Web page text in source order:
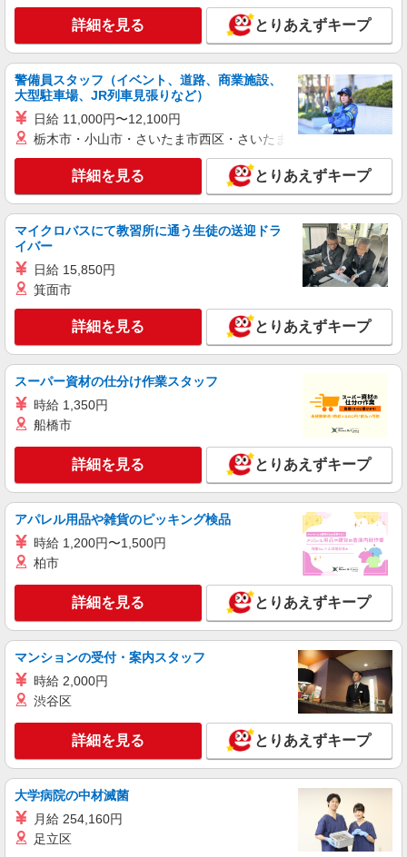
看護助手（ナースエイド）
時給1,100円 ★週払いOK（規定あり） ※給与
福島県いわき市 【最寄駅】JR常磐線「久ノ
浜」駅
キープ 詳細を見る
パート 派遣社員
日研トータルソーシング株式会社 メディカルケア事業部/郡山オフィ
ス【看護助手】
看護助手（ナースエイド）
時給1,100円 ★週払いOK（規定あり） ※給与
倉」駅
キープ 詳細を見る
株式会社kotrio /●SD-H-1993109
≪日払いOK！≫病院の看護助手＊即日勤務も
可能♪
時給1350円〜2062円 ＜日払い有/週払い有/交
通費全支給(ガソリン代含む)＞
いわき市 ≪最寄駅≫いわき駅
キープ 詳細を見る
パート 派遣社員
日研トータルソーシング株式会社 メディカルケア事業部/郡山オフィ
ス【看護助手】
看護助手（ナースエイド）
時給1,100円 ★週払いOK（規定あり） ※給与
福島県いわき市 【最寄駅】JR常磐線「勿来」
キープ 詳細を見る
アルバイト
日研トータルソーシング株式会社 メディカルケア事業部/郡山オフィ
ス【看護助手】
詳細を見る とりあえずキープ
警備員スタッフ（イベント、道路、商業施設、
大型駐車場、JR列車見張りなど）
日給 11,000円〜12,100円
栃木市・小山市・さいたま市西区・さいたま市岩槻区・久喜市・
詳細を見る とりあえずキープ
マイクロバスにて教習所に通う生徒の送迎ドラ
イバー
日給 15,850円
箕面市
詳細を見る とりあえずキープ
スーパー資材の仕分け作業スタッフ
時給 1,350円
船橋市
詳細を見る とりあえずキープ
アパレル用品や雑貨のピッキング検品
時給 1,200円〜1,500円
柏市
詳細を見る とりあえずキープ
マンションの受付・案内スタッフ
時給 2,000円
渋谷区
詳細を見る とりあえずキープ
大学病院の中材滅菌
月給 254,160円
足立区